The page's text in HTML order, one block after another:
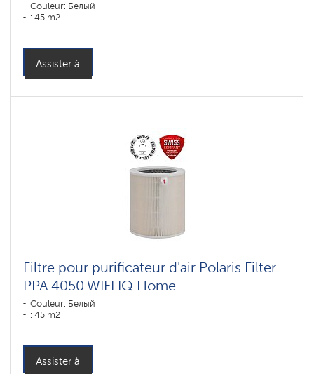
Couleur: Белый
: 45 m2
Assister à
Filtre pour purificateur d'air Polaris Filter
PPA 4050 WIFI IQ Home
Couleur: Белый
: 45 m2
Assister à